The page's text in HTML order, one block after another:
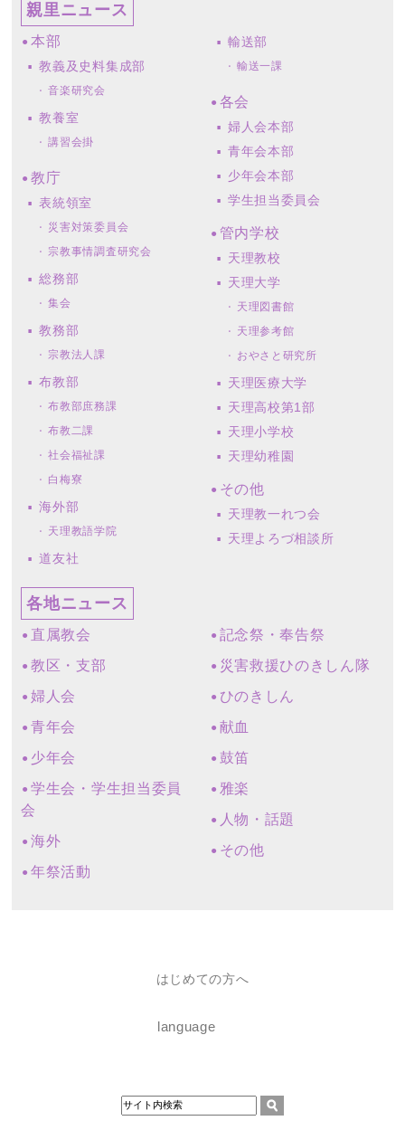
親里ニュース
本部
教義及史料集成部
音楽研究会
教養室
講習会掛
教庁
表統領室
災害対策委員会
宗教事情調査研究会
総務部
集会
教務部
宗教法人課
布教部
布教部庶務課
布教二課
社会福祉課
白梅寮
海外部
天理教語学院
道友社
輸送部
輸送一課
各会
婦人会本部
青年会本部
少年会本部
学生担当委員会
管内学校
天理教校
天理大学
天理図書館
天理参考館
おやさと研究所
天理医療大学
天理高校第1部
天理小学校
天理幼稚園
その他
天理教一れつ会
天理よろづ相談所
各地ニュース
直属教会
教区・支部
婦人会
青年会
少年会
学生会・学生担当委員
会
海外
年祭活動
記念祭・奉告祭
災害救援ひのきしん隊
ひのきしん
献血
鼓笛
雅楽
人物・話題
その他
はじめての方へ
language